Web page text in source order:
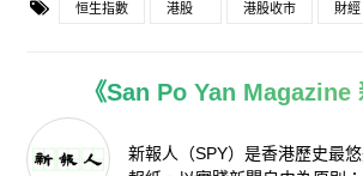
恒生指數 港股 港股收市 財經
《San Po Yan Magazine
新報人（SPY）是香港歷史最